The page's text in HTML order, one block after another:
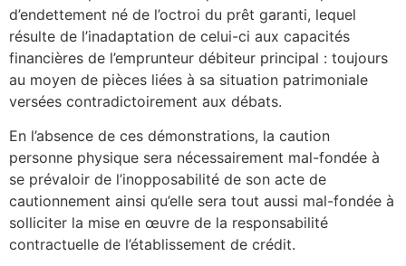
d’endettement né de l’octroi du prêt garanti, lequel
résulte de l’inadaptation de celui-ci aux capacités
financières de l’emprunteur débiteur principal : toujours
au moyen de pièces liées à sa situation patrimoniale
versées contradictoirement aux débats.
En l’absence de ces démonstrations, la caution
personne physique sera nécessairement mal-fondée à
se prévaloir de l’inopposabilité de son acte de
cautionnement ainsi qu’elle sera tout aussi mal-fondée à
solliciter la mise en œuvre de la responsabilité
contractuelle de l’établissement de crédit.